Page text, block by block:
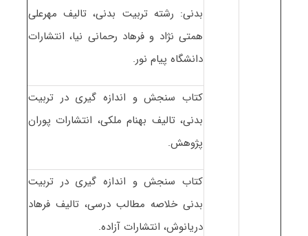
بدنی: رشته تربیت بدنی، تالیف مهرعلی
همتی نژاد و فرهاد رحمانی نیا، انتشارات
دانشگاه پیام نور.
کتاب سنجش و اندازه گیری در تربیت
بدنی، تالیف بهنام ملکی، انتشارات پوران
پژوهش.
کتاب سنجش و اندازه گیری در تربیت
بدنی خلاصه مطالب درسی، تالیف فرهاد
دریانوش، انتشارات آزاده.